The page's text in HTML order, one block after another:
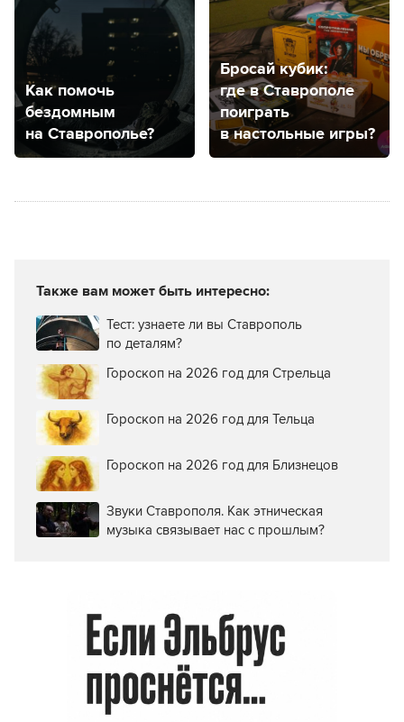
преступлений
назвали Ставрополь
Как помочь
бездомным
на Ставрополье?
Бросай кубик:
где в Ставрополе
поиграть
в настольные игры?
Также вам может быть интересно:
Тест: узнаете ли вы Ставрополь
по деталям?
Гороскоп на 2026 год для Стрельца
Гороскоп на 2026 год для Тельца
Гороскоп на 2026 год для Близнецов
Звуки Ставрополя. Как этническая
музыка связывает нас с прошлым?